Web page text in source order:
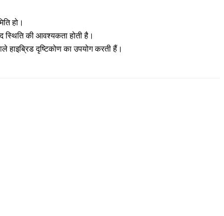
हो।
स्थिति की आवश्यकता होती है।
हाइब्रिड दृष्टिकोणका उपयोग करती हैं।